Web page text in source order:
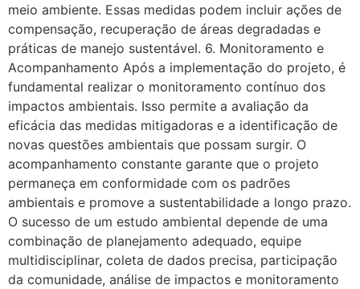
meio ambiente. Essas medidas podem incluir ações de
compensação, recuperação de áreas degradadas e
práticas de manejo sustentável. 6. Monitoramento e
Acompanhamento Após a implementação do projeto, é
fundamental realizar o monitoramento contínuo dos
impactos ambientais. Isso permite a avaliação da
eficácia das medidas mitigadoras e a identificação de
novas questões ambientais que possam surgir. O
acompanhamento constante garante que o projeto
permaneça em conformidade com os padrões
ambientais e promove a sustentabilidade a longo prazo.
O sucesso de um estudo ambiental depende de uma
combinação de planejamento adequado, equipe
multidisciplinar, coleta de dados precisa, participação
da comunidade, análise de impactos e monitoramento